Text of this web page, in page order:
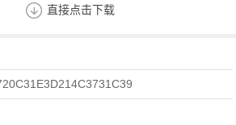
直接点击下载